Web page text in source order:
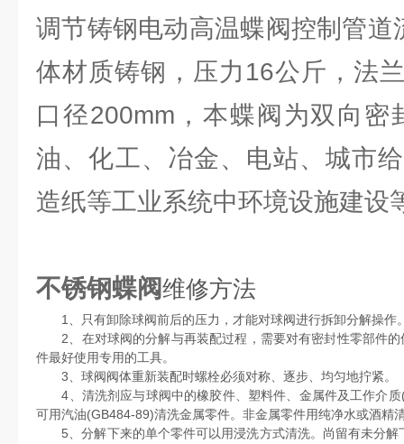
调节铸钢电动高温蝶阀控制管
体材质铸钢，压力16公斤，法
口径200mm，本蝶阀为双向
油、化工、冶金、电站、城市
造纸等工业系统中环境设施建设
不锈钢蝶阀维修方法
1、只有卸除球阀前后的压力，才能对球阀进行拆卸分解操作
2、在对球阀的分解与再装配过程，需要对有密封性零部件的
件最好使用专用的工具。
3、球阀阀体重新装配时螺栓必须对称、逐步、均匀地拧紧。
4、清洗剂应与球阀中的橡胶件、塑料件、金属件及工作介质
可用汽油(GB484-89)清洗金属零件。非金属零件用纯净水或酒精
5、分解下来的单个零件可以用浸洗方式清洗。尚留有未分解